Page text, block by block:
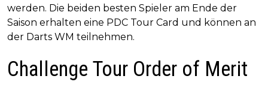
werden. Die beiden besten Spieler am Ende der
Saison erhalten eine PDC Tour Card und können an
der Darts WM teilnehmen.
Challenge Tour Order of Merit